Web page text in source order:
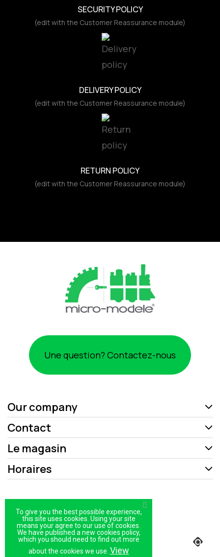
SECURITY POLICY
(edit with the Customer Reassurance module)
DELIVERY POLICY
(edit with the Customer Reassurance module)
RETURN POLICY
(edit with the Customer Reassurance module)
Une question? Contactez-nous
Our company
Contact
Le magasin
Horaires
Politique de confidentialité
Plan du site
Magasin
To give you the best possible experience,
this site uses cookies. Using your site
means your agree to our use of cookies.
We have published a new cookies policy,
which you should need to find out more
about the cookies we use. View